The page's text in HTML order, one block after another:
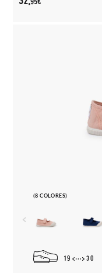
(8 COLORES)
19 30